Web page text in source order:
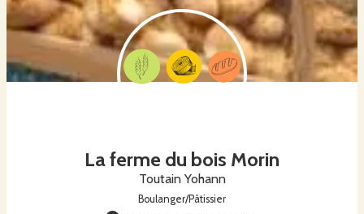
La ferme du bois Morin
Toutain Yohann
Boulanger/Pâtissier